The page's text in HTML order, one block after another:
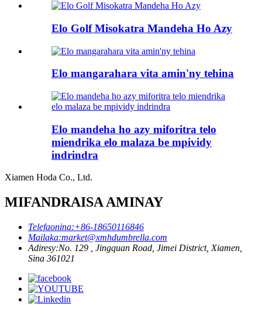
Elo Golf Misokatra Mandeha Ho Azy
Elo mangarahara vita amin'ny tehina
Elo mandeha ho azy miforitra telo
miendrika elo malaza be mpividy
indrindra
Xiamen Hoda Co., Ltd.
MIFANDRAISA AMINAY
Telefaonina:+86-18650116846
Mailaka:market@xmhdumbrella.com
Adiresy:No. 129 , Jingquan Road, Jimei District, Xiamen,
Sina 361021